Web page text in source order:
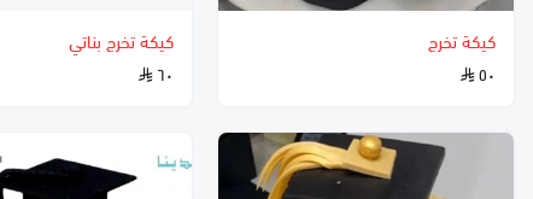
كيكة تخرج
٥٠
كيكة تخرج بناتي
٦٠